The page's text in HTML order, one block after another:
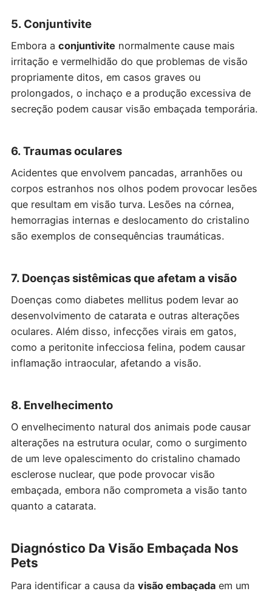
5. Conjuntivite
Embora a conjuntivite normalmente cause mais
irritação e vermelhidão do que problemas de visão
propriamente ditos, em casos graves ou
prolongados, o inchaço e a produção excessiva de
secreção podem causar visão embaçada temporária.
6. Traumas oculares
Acidentes que envolvem pancadas, arranhões ou
corpos estranhos nos olhos podem provocar lesões
que resultam em visão turva. Lesões na córnea,
hemorragias internas e deslocamento do cristalino
são exemplos de consequências traumáticas.
7. Doenças sistêmicas que afetam a visão
Doenças como diabetes mellitus podem levar ao
desenvolvimento de catarata e outras alterações
oculares. Além disso, infecções virais em gatos,
como a peritonite infecciosa felina, podem causar
inflamação intraocular, afetando a visão.
8. Envelhecimento
O envelhecimento natural dos animais pode causar
alterações na estrutura ocular, como o surgimento
de um leve opalescimento do cristalino chamado
esclerose nuclear, que pode provocar visão
embaçada, embora não comprometa a visão tanto
quanto a catarata.
Diagnóstico Da Visão Embaçada Nos
Pets
Para identificar a causa da visão embaçadaem um